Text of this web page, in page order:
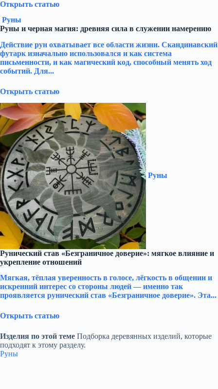
Открыть статью
Руны
Руны и черная магия: древняя сила в служении намерению
Действие рун охватывает все области жизни. Скандинавский
футарк изначально использовался и как система
письменности, и как магический код, способный менять ход
событий. Для...
Открыть статью
Руны
Рунический став «Безграничное доверие»: мягкое влияние и
укрепление отношений
Мягкая, тёплая уверенность в голосе, лёгкость в общении и
искренний интерес со стороны людей — именно так
проявляется рунический став «Безграничное доверие». Эта...
Открыть статью
Изделия по этой теме Подборка деревянных изделий, которые
подходят к этому разделу.
Руны